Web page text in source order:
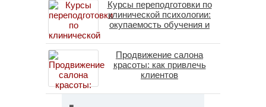
(методы ДПДГ и КПТ)
Курсы переподготовки по
клинической психологии:
окупаемость обучения и
специалистов в 2026 году
Продвижение салона
красоты: как привлечь
клиентов